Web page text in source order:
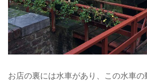
お店の裏には水車があり、この水車